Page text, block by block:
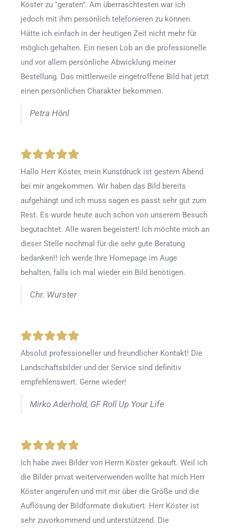
Köster zu "geraten". Am überraschtesten war ich
jedoch mit ihm persönlich telefonieren zu können.
Hätte ich einfach in der heutigen Zeit nicht mehr für
möglich gehalten. Ein riesen Lob an die professionelle
und vor allem persönliche Abwicklung meiner
Bestellung. Das mittlerweile eingetroffene Bild hat jetzt
einen persönlichen Charakter bekommen.
Petra Hönl
Hallo Herr Köster, mein Kunstdruck ist gestern Abend
bei mir angekommen. Wir haben das Bild bereits
aufgehängt und ich muss sagen es passt sehr gut zum
Rest. Es wurde heute auch schon von unserem Besuch
begutachtet. Alle waren begeistert! Ich möchte mich an
dieser Stelle nochmal für die sehr gute Beratung
bedanken!! Ich werde Ihre Homepage im Auge
behalten, falls ich mal wieder ein Bild benötigen.
Chr. Wurster
Absolut professioneller und freundlicher Kontakt! Die
Landschaftsbilder und der Service sind definitiv
empfehlenswert. Gerne wieder!
Mirko Aderhold, GF Roll Up Your Life
Ich habe zwei Bilder von Herrn Köster gekauft. Weil ich
die Bilder privat weiterverwenden wollte hat mich Herr
Köster angerufen und mit mir über die Größe und die
Auflösung der Bildformate diskutiert. Herr Köster ist
sehr zuvorkommend und unterstützend. Die